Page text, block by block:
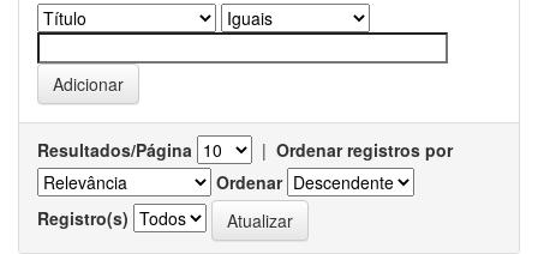
Resultados/Página | Ordenar registros por
Ordenar
Registro(s)